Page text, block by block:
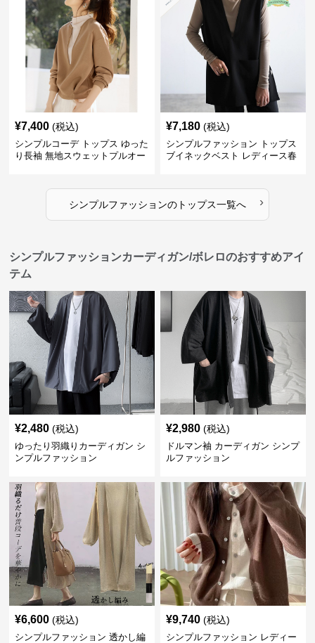
¥7,400 (税込)
シンプルコーデ トップス ゆった
り長袖 無地スウェットプルオー
¥7,180 (税込)
シンプルファッション トップス
ブイネックベスト レディース春
シンプルファッションのトップス一覧へ ›
シンプルファッションカーディガン/ボレロのおすすめアイ
テム
¥2,480 (税込)
ゆったり羽織りカーディガン シ
ンプルファッション
¥2,980 (税込)
ドルマン袖 カーディガン シンプ
ルファッション
¥6,600 (税込)
シンプルファッション 透かし編
¥9,740 (税込)
シンプルファッション レディー